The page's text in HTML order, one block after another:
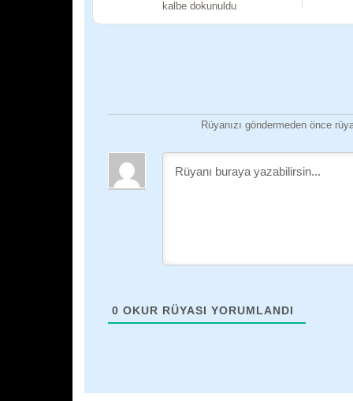
kalbe dokunuldu
Rüyanızı göndermeden önce
0 OKUR RÜYASI YORUMLANDI